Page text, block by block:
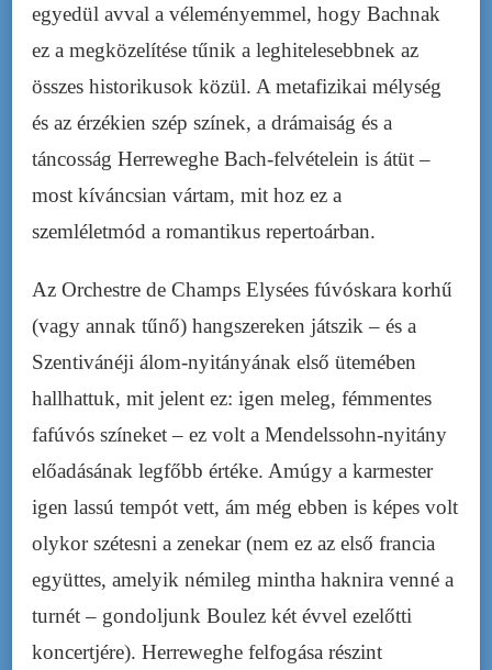
egyedül avval a véleményemmel, hogy Bachnak
ez a megközelítése tűnik a leghitelesebbnek az
összes historikusok közül. A metafizikai mélység
és az érzékien szép színek, a drámaiság és a
táncosság Herreweghe Bach-felvételein is átüt –
most kíváncsian vártam, mit hoz ez a
szemléletmód a romantikus repertoárban.
Az Orchestre de Champs Elysées fúvóskara korhű
(vagy annak tűnő) hangszereken játszik – és a
Szentivánéji álom-nyitányának első ütemében
hallhattuk, mit jelent ez: igen meleg, fémmentes
fafúvós színeket – ez volt a Mendelssohn-nyitány
előadásának legfőbb értéke. Amúgy a karmester
igen lassú tempót vett, ám még ebben is képes volt
olykor szétesni a zenekar (nem ez az első francia
együttes, amelyik némileg mintha haknira venné a
turnét – gondoljunk Boulez két évvel ezelőtti
koncertjére). Herreweghe felfogása részint